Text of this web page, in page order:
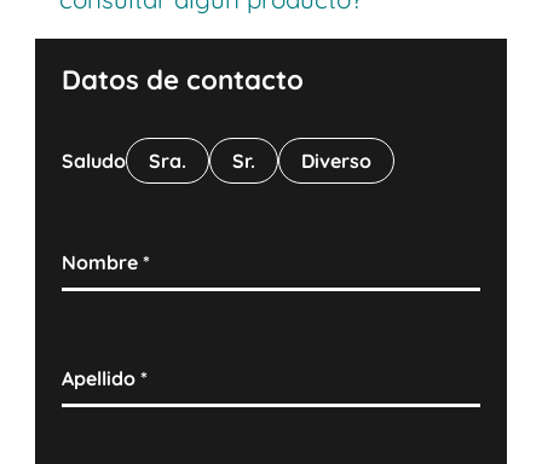
Datos de contacto
Saludo Sra. Sr. Diverso
Nombre*
Apellido*